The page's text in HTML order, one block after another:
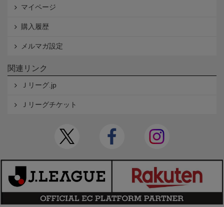
マイページ
購入履歴
メルマガ設定
関連リンク
Ｊリーグ.jp
Ｊリーグチケット